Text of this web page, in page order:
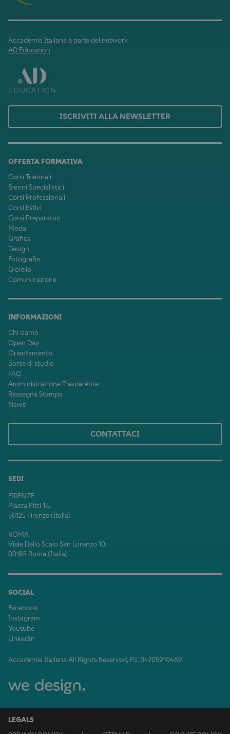
Accademia Italiana è parte del network
AD Education
ISCRIVITI ALLA NEWSLETTER
OFFERTA FORMATIVA
Corsi Triennali
Bienni Specialistici
Corsi Professionali
Corsi Estivi
Corsi Preparatori
Moda
Grafica
Design
Fotografia
Gioiello
Comunicazione
INFORMAZIONI
Chi siamo
Open Day
Orientamento
Borse di studio
FAQ
Amministrazione Trasparente
Rassegna Stampa
News
SEDI
FIRENZE
Piazza Pitti 15,
50125 Firenze (Italia)
ROMA
Viale Dello Scalo San Lorenzo 10,
00185 Roma (Italia)
SOCIAL
Facebook
Instagram
Youtube
LinkedIn
Accademia Italiana All Rights Reserved, P.I. 04705910489
CONTATTACI
LEGALS